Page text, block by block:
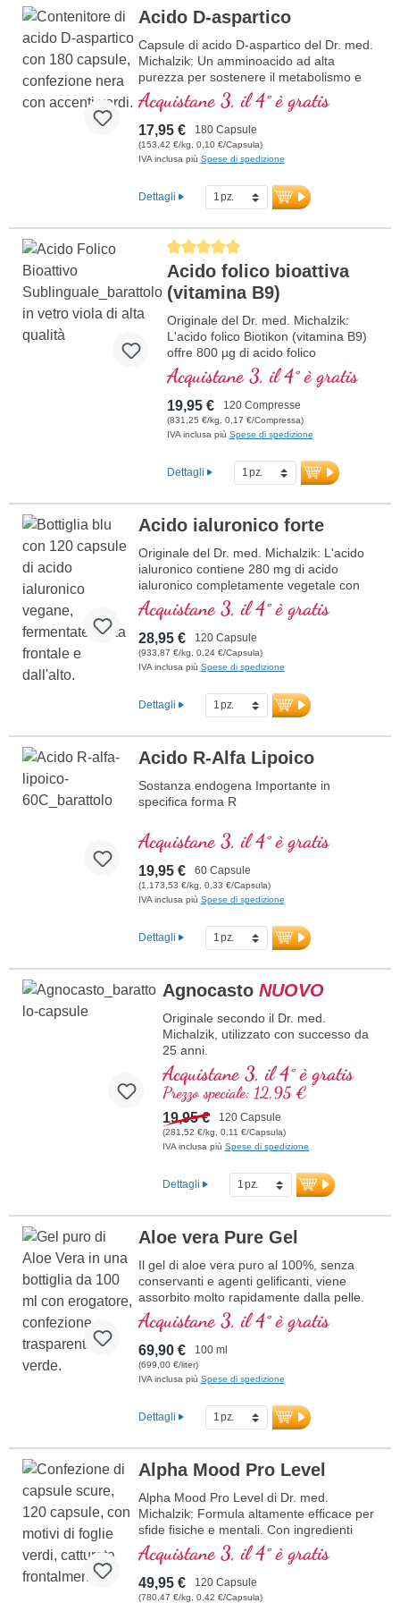
lipoico
Acido D-aspartico
Capsule di acido D-aspartico del Dr. med.
Michalzik: Un amminoacido ad alta
purezza per sostenere il metabolismo e
l’equilibrio ormonale. Perfette per sportivi
e persone con elevate esigenze fisiche e
mentali. Vegane, ipoallergeniche e senza
additivi.
maggiori informazioni sull’acido D-
Acquistane 3, il 4° è gratis
17,95 € 180 Capsule
(153,42 €/kg, 0,10 €/Capsula)
IVA inclusa più Spese di spedizione
Dettagli
Average rating of 5 out of 5 stars
Acido folico bioattiva
(vitamina B9)
Originale del Dr. med. Michalzik:
L'acido folico Biotikon (vitamina B9)
offre 800 µg di acido folico
biologicamente attivo per
compressa, sotto forma di
metiltetraidrofolato (5-MTHF),
particolarmente ben assorbito
dall'organismo. L'acido folico
del sangue e alla funzione del
sistema immunitario. Privo di
alluminio. Prodotto in Germania
secondo i più alti standard di qualità.
ulteriori informazioni sull’acido
folico
Acquistane 3, il 4° è gratis
19,95 € 120 Compresse
(831,25 €/kg, 0,17 €/Compressa)
IVA inclusa più Spese di spedizione
Dettagli
Acido ialuronico forte
Originale del Dr. med. Michalzik: L'acido
ialuronico contiene 280 mg di acido
ialuronico completamente vegetale con
una dimensione particellare ottimale di
500K Dalton per dose giornaliera (1
capsula). Questo integratore alimentare di
alta qualità è prodotto in Germania ed è
privo di additivi.
ulteriori informazioni sull'acido
ialuronico
Acquistane 3, il 4° è gratis
28,95 € 120 Capsule
(933,87 €/kg, 0,24 €/Capsula)
IVA inclusa più Spese di spedizione
Dettagli
Acido R-Alfa Lipoico
Sostanza endogena Importante in
specifica forma R
Acquistane 3, il 4° è gratis
19,95 € 60 Capsule
(1.173,53 €/kg, 0,33 €/Capsula)
IVA inclusa più Spese di spedizione
Dettagli
Agnocasto NUOVO
Originale secondo il Dr. med.
Michalzik, utilizzato con successo da
25 anni.
10 mg di estratto di agnocasto
altamente puro (*Vitex agnus-castus*)
con 5 % di vitexina per capsula e per
dose giornaliera.
Estratto di agnocasto di alta qualità
ottenuto dai frutti accuratamente
castus*. Il contenuto standardizzato
del 5 % di vitexina garantisce una
costante. Il prodotto convince per la
sua origine naturale e per la
lavorazione delicata che consente di
ottenere un estratto vegetale di
qualità superiore.
Involucri delle capsule vegani e
ipoallergenici, prodotti senza PEG e
Utilizzato con successo da molti clienti
da 25 anni.
Senza additivi, massima purezza e
biodisponibilità ottimale.
La sigillatura è priva di alluminio.
stabilimento di produzione interno in
Germania.
Maggiori informazioni
sull’agnocasto
Acquistane 3, il 4° è gratis
Prezzo speciale: 12,95 €
19,95 € 120 Capsule
(281,52 €/kg, 0,11 €/Capsula)
IVA inclusa più Spese di spedizione
Dettagli
Aloe vera Pure Gel
Il gel di aloe vera puro al 100%, senza
conservanti e agenti gelificanti, viene
assorbito molto rapidamente dalla pelle.
Dall'aloe vera fresca (senza polvere) con
acqua esagonale.
Acquistane 3, il 4° è gratis
69,90 € 100 ml
(699,00 €/liter)
IVA inclusa più Spese di spedizione
Dettagli
Alpha Mood Pro Level
Alpha Mood Pro Level di Dr. med.
Michalzik: Formula altamente efficace per
sfide fisiche e mentali. Con ingredienti
potenti come Ashwagandha, Maca,
Cordyceps e vitamina B12 bioattiva,
questo prodotto supporta la normale
funzione del sistema nervoso, la psiche e
Acquistane 3, il 4° è gratis
49,95 € 120 Capsule
(780,47 €/kg, 0,42 €/Capsula)